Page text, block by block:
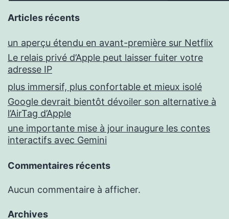
Articles récents
un aperçu étendu en avant-première sur Netflix
Le relais privé d’Apple peut laisser fuiter votre
adresse IP
plus immersif, plus confortable et mieux isolé
Google devrait bientôt dévoiler son alternative à
l’AirTag d’Apple
une importante mise à jour inaugure les contes
interactifs avec Gemini
Commentaires récents
Aucun commentaire à afficher.
Archives